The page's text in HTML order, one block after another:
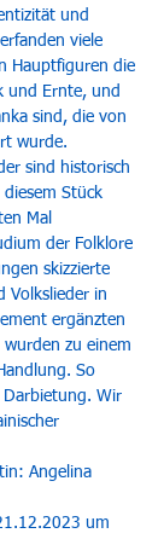
und
viele
Hauptfiguren die
und Ernte, und
sind, die von
wurde.
sind historisch
Stück
Mal
der Folklore
skizzierte
Volkslieder in
ergänzten
zu einem
So
Darbietung. Wir
Angelina
um